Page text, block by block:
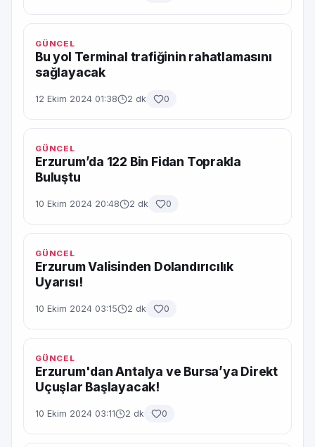
GÜNCEL
Bu yol Terminal trafiğinin rahatlamasını
sağlayacak
12 Ekim 2024 01:38 2 dk 0
GÜNCEL
Erzurum’da 122 Bin Fidan Toprakla
Buluştu
10 Ekim 2024 20:48 2 dk 0
GÜNCEL
Erzurum Valisinden Dolandırıcılık
Uyarısı!
10 Ekim 2024 03:15 2 dk 0
GÜNCEL
Erzurum'dan Antalya ve Bursa’ya Direkt
Uçuşlar Başlayacak!
10 Ekim 2024 03:11 2 dk 0